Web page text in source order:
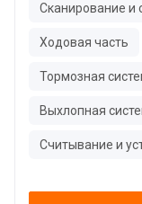
Сканирование и
Ходовая часть
Тормозная
Выхлопная
Считывание и